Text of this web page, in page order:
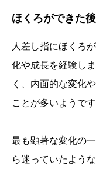
ほくろができた
人差し指にほくろ
化や成長を経験し
く、内面的な変化
ことが多いようです
最も顕著な変化の
ら迷っていたよう